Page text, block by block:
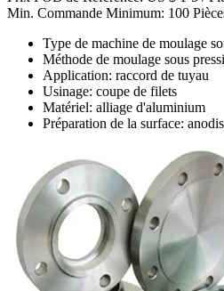
Min. Commande Minimum: 100
Type de machine de moulage
Méthode de moulage sous
Application: raccord de tuyau
Usinage: coupe de filets
Matériel: alliage d'aluminium
Préparation de la surface: